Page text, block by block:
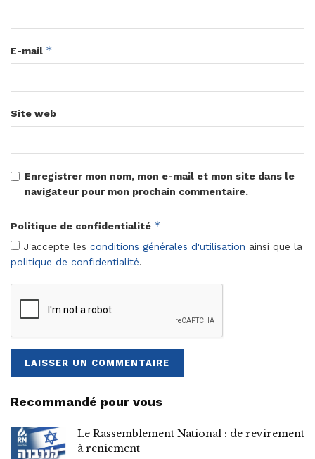
E-mail *
Site web
Enregistrer mon nom, mon e-mail et mon site dans le
navigateur pour mon prochain commentaire.
Politique de confidentialité *
J'accepte les conditions générales d'utilisation ainsi que la
politique de confidentialité.
Recommandé pour vous
Le Rassemblement National : de revirement
à reniement